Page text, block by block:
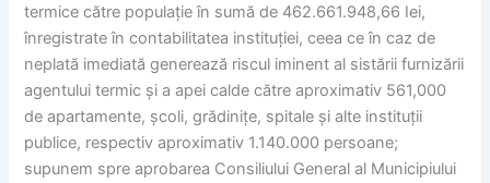
termice către populaţie în sumă de 462.661.948,66 Iei,
înregistrate în contabilitatea instituţiei, ceea ce în caz de
neplată imediată generează riscul iminent al sistării furnizării
agentului termic și a apei calde către aproximativ 561,000
de apartamente, școli, grădiniţe, spitale și alte instituţii
publice, respectiv aproximativ 1.140.000 persoane;
supunem spre aprobarea Consiliului General al Municipiului